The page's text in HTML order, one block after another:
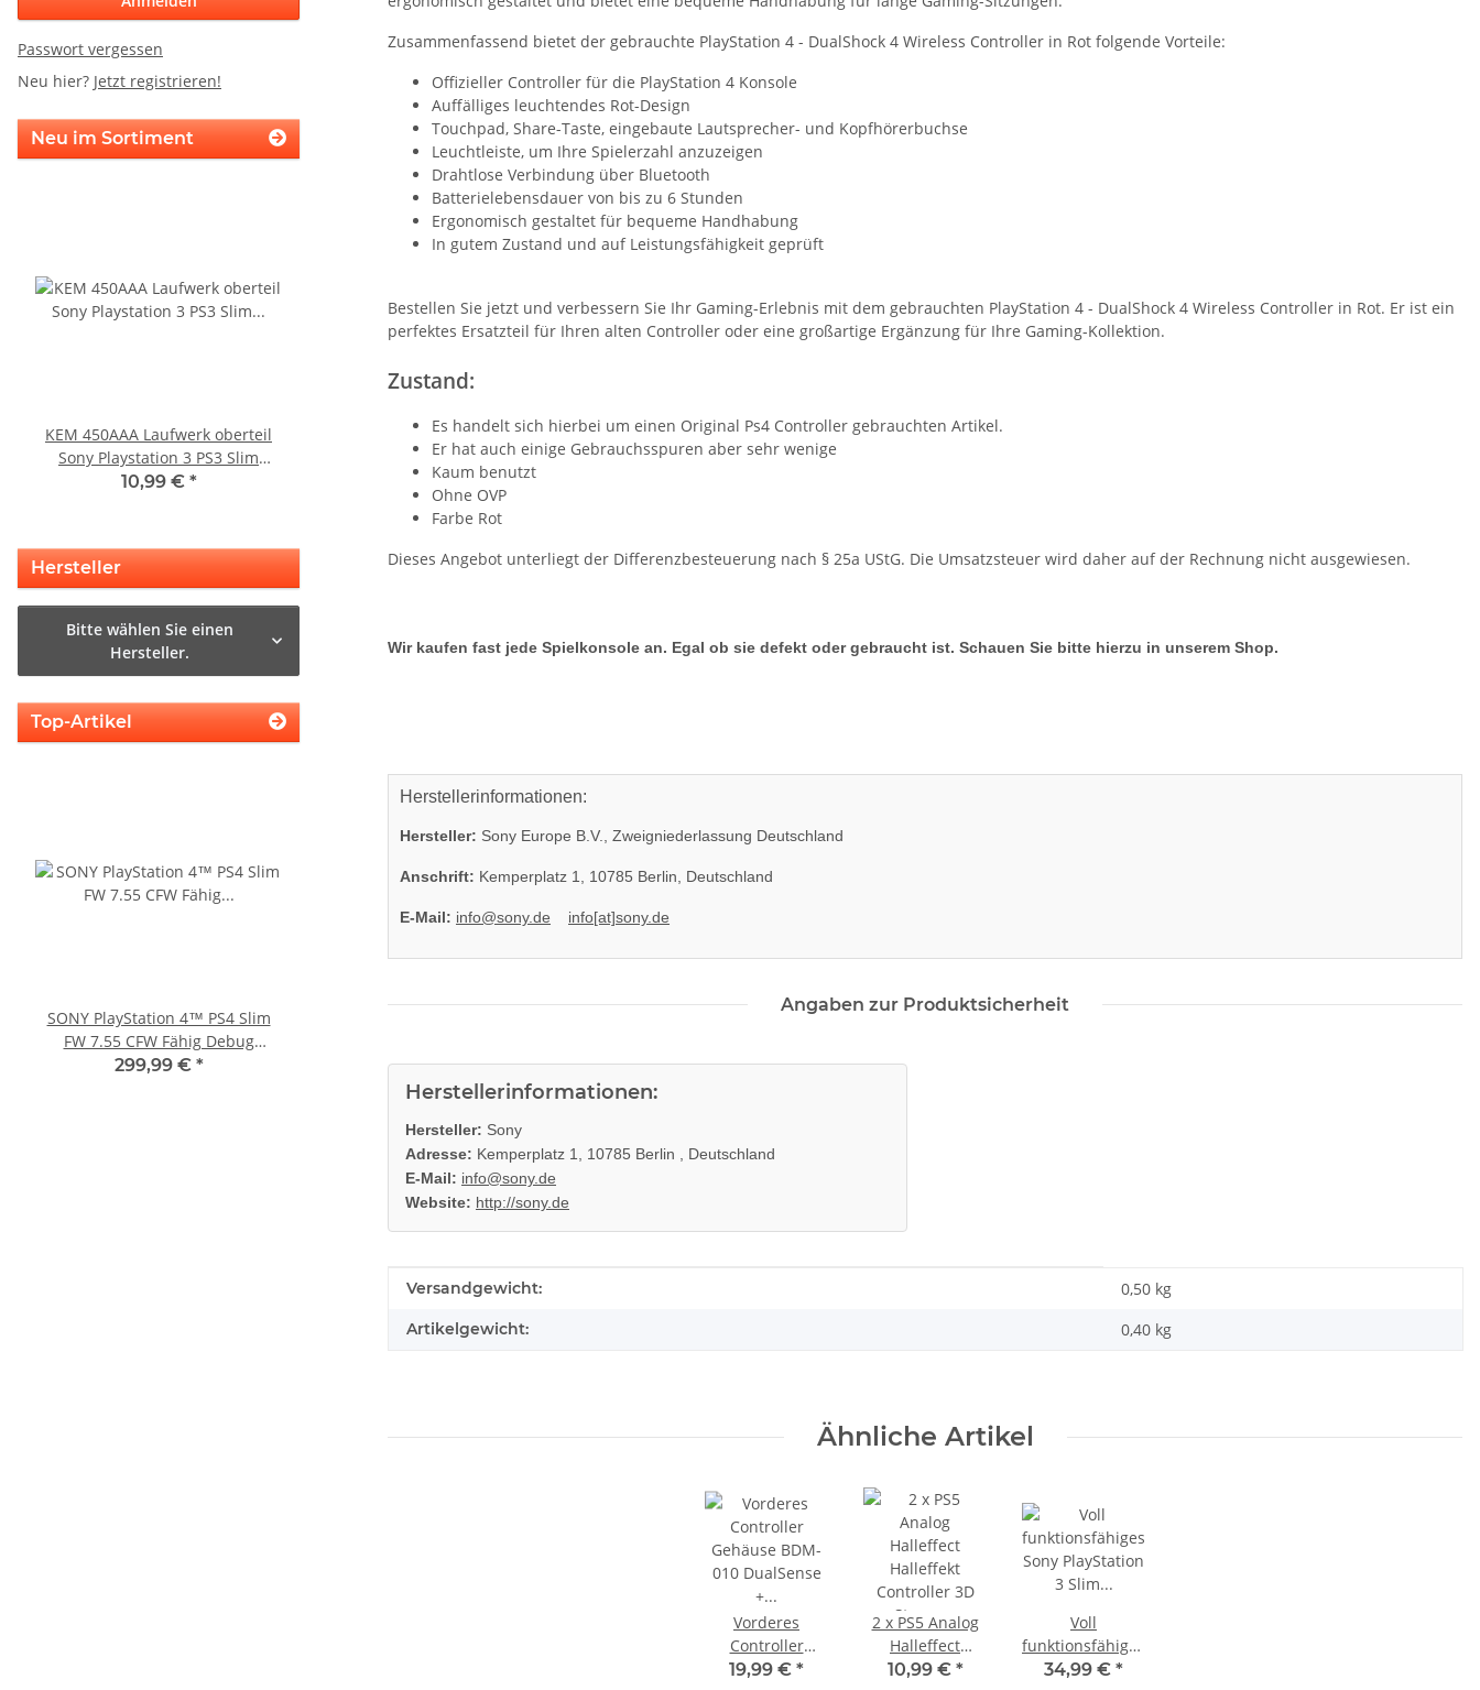
Zusammenfassend bietet der gebrauchte PlayStation 4 - DualShock 4 Wireless Controller in Rot folgende Vorteile:
Offizieller Controller für die PlayStation 4 Konsole
Auffälliges leuchtendes Rot-Design
Touchpad, Share-Taste, eingebaute Lautsprecher- und Kopfhörerbuchse
Leuchtleiste, um Ihre Spielerzahl anzuzeigen
Drahtlose Verbindung über Bluetooth
Batterielebensdauer von bis zu 6 Stunden
Ergonomisch gestaltet für bequeme Handhabung
In gutem Zustand und auf Leistungsfähigkeit geprüft
Bestellen Sie jetzt und verbessern Sie Ihr Gaming-Erlebnis mit dem gebrauchten PlayStation 4 - DualShock 4 Wireless Controller in Rot. Er ist ein
perfektes Ersatzteil für Ihren alten Controller oder eine großartige Ergänzung für Ihre Gaming-Kollektion.
Zustand:
Es handelt sich hierbei um einen Original Ps4 Controller gebrauchten Artikel.
Er hat auch einige Gebrauchsspuren aber sehr wenige
Kaum benutzt
Ohne OVP
Farbe Rot
Dieses Angebot unterliegt der Differenzbesteuerung nach § 25a UStG. Die Umsatzsteuer wird daher auf der Rechnung nicht ausgewiesen.
Wir kaufen fast jede Spielkonsole an. Egal ob sie defekt oder gebraucht ist. Schauen Sie bitte hierzu in unserem Shop.
Herstellerinformationen:
Hersteller: Sony Europe B.V., Zweigniederlassung Deutschland
Anschrift: Kemperplatz 1, 10785 Berlin, Deutschland
E-Mail: info@sony.de info[at]sony.de
Angaben zur Produktsicherheit
Herstellerinformationen:
Hersteller: Sony
Adresse: Kemperplatz 1, 10785 Berlin , Deutschland
E-Mail: info@sony.de
Website: http://sony.de
Produkteigenschaft
Wert
Versandgewicht: 0,50 kg
Artikelgewicht: 0,40 kg
Ähnliche Artikel
Vorderes
Controller
Gehäuse BDM-
19,99 € *
2 x PS5 Analog
Halleffect
Halleffekt
10,99 € *
Voll
funktionsfähiges
Sony PlayStation
34,99 € *
Passwort vergessen
Neu hier? Jetzt registrieren!
Neu im Sortiment
KEM 450AAA Laufwerk oberteil
Sony Playstation 3 PS3 Slim
gebraucht
10,99 € *
KEM 450DAA Laufwerk ohne
Laser für Sony Playstation 3 PS3
Slim
14,99 €*
SONY PS3 Slim Netzteil EADP
185AB Internes Netzteil 220V
Hersteller
Bitte wählen Sie einen
Hersteller.
Top-Artikel
SONY PlayStation 4™ PS4 Slim
FW 7.55 CFW Fähig Debug
Settings - 500GB CUH-2016A
299,99 € *
gebraucht
395,00 €*
Xbox 360 Netzteil (PAL) - 150 Watt
Mainboards gebraucht
22,99 €*